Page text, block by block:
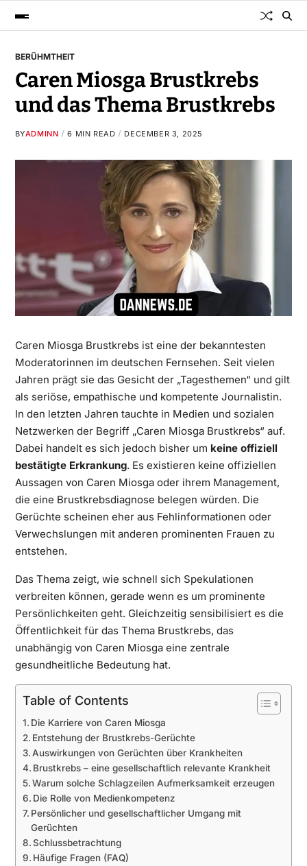
BERÜHMTHEIT
Caren Miosga Brustkrebs
und das Thema Brustkrebs
BYADMINN 6 MIN READ DECEMBER 3, 2025
Caren Miosga Brustkrebs ist eine der bekanntesten
Moderatorinnen im deutschen Fernsehen. Seit vielen
Jahren prägt sie das Gesicht der „Tagesthemen“ und gilt
als seriöse, empathische und kompetente Journalistin.
In den letzten Jahren tauchte in Medien und sozialen
Netzwerken der Begriff „Caren Miosga Brustkrebs“ auf.
Dabei handelt es sich jedoch bisher um keine offiziell
bestätigte Erkrankung. Es existieren keine offiziellen
Aussagen von Caren Miosga oder ihrem Management,
die eine Brustkrebsdiagnose belegen würden. Die
Gerüchte scheinen eher aus Fehlinformationen oder
Verwechslungen mit anderen prominenten Frauen zu
entstehen.
Das Thema zeigt, wie schnell sich Spekulationen
verbreiten können, gerade wenn es um prominente
Persönlichkeiten geht. Gleichzeitig sensibilisiert es die
Öffentlichkeit für das Thema Brustkrebs, das
unabhängig von Caren Miosga eine zentrale
gesundheitliche Bedeutung hat.
Table of Contents
Die Karriere von Caren Miosga
Entstehung der Brustkrebs-Gerüchte
Auswirkungen von Gerüchten über Krankheiten
Brustkrebs – eine gesellschaftlich relevante Krankheit
Warum solche Schlagzeilen Aufmerksamkeit erzeugen
Die Rolle von Medienkompetenz
Persönlicher und gesellschaftlicher Umgang mit
Gerüchten
Schlussbetrachtung
Häufige Fragen (FAQ)